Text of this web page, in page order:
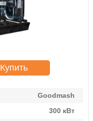
Купить
Goodmash
300 кВт